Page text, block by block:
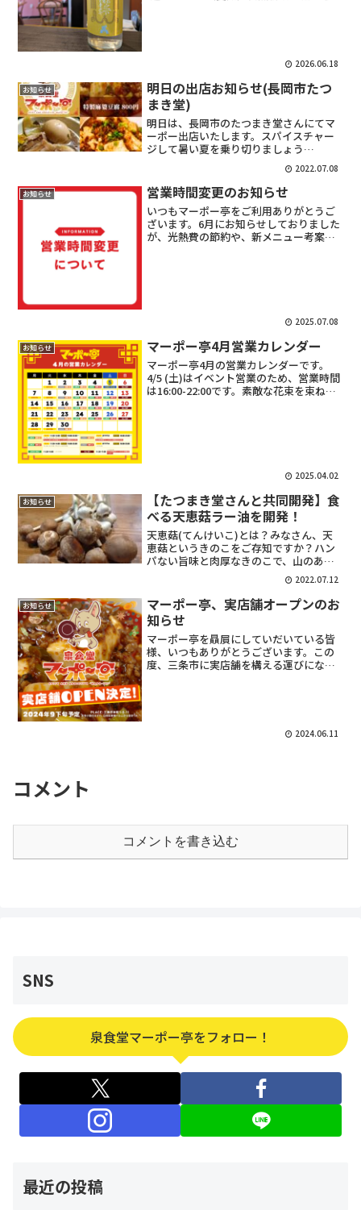
2026.06.18
お知らせ
明日の出店お知らせ(長岡市たつ
まき堂)
明日は、長岡市のたつまき堂さんにてマ
ーポー出店いたします。スパイスチャー
ジして暑い夏を乗り切りましょう
【お品書き】麻婆豆腐 800円麻婆丼
900円台湾風角煮 500円7月9日(土) 時
間：11:00～18:00頃ところ: 長岡市 た...
2022.07.08
お知らせ 営業時間変更のお知らせ
いつもマーポー亭をご利用ありがとうご
ざいます。6月にお知らせしておりました
が、光熱費の節約や、新メニュー考案、
2025.07.08
お知らせ マーポー亭4月営業カレンダー
マーポー亭4月の営業カレンダーです。
4/5 (土)はイベント営業のため、営業時間
は16:00-22:00です。素敵な花束を束ねる
2025.04.02
お知らせ
【たつまき堂さんと共同開発】食
べる天恵菇ラー油を開発！
天恵菇(てんけいこ)とは？みなさん、天
恵菇というきのこをご存知ですか？ハン
パない旨味と肉厚なきのこで、山のあわ
びとも呼ばれている巨大プレミアム椎
茸。天恵菇を栽培している農家さんは日
本国内でも数ヶ所しかなく、新潟県内で
は、魚沼の牛木きのこ園さ...
2022.07.12
お知らせ
マーポー亭、実店舗オープンのお
知らせ
マーポー亭を贔屓にしていだいている皆
様、いつもありがとうございます。この
度、三条市に実店舗を構える運びになり
2024.06.11
コメント
コメントを書き込む
SNS
泉食堂マーポー亭をフォロー！
最近の投稿